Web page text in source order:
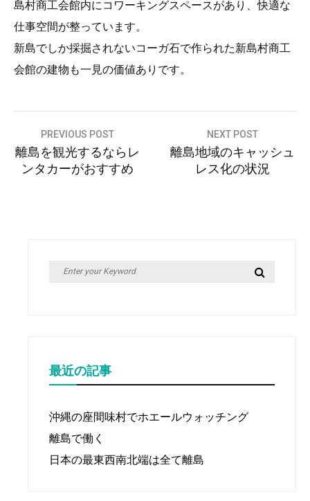
島村商工会館内にコワーキングスペースがあり、快適な
仕事空間が整っています。
新島でしか採掘されないコーガ石で作られた新島村商工
会館の建物も一見の価値ありです。
稿
ナ
PREVIOUS POST
離島を観光するならレ
ンタカーがおすすめ
NEXT POST
離島地域のキャッシュ
レス化の状況
Search
最近の記事
沖縄の座間味村でホエールウォッチング
離島で働く
日本の最東西南北端は全て離島